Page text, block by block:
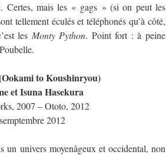
Certes, mais les « gags » (si on peut les
tellement éculés et téléphonés qu’à côté,
les Monty Python. Point fort : à peine
to Koushinryou)
et Isuna Hasekura
2007 – Ototo, 2012
2012
un univers moyenâgeux et occidental, non